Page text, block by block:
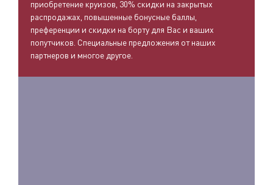
приобретение круизов, 30% скидки на закрытых
распродажах, повышенные бонусные баллы,
преференции и скидки на борту для Вас и ваших
попутчиков. Специальные предложения от наших
партнеров и многое другое.